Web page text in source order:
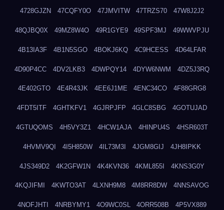
4728GJZN 47CQFY0O 47JMVITW 47TRZS70 47W8J2J2
48QJBQ0X 49MZ8W4O 49R1GYE9 49SPF3MJ 49WWVPJU
4B13IA3F 4B1N5SGO 4BOKJ6KQ 4C9HCESS 4D64LFAR
4D90P4CC 4DV2LKB3 4DWPQY14 4DYW6NWM 4DZ5J3RQ
4E402GTO 4E4R43JK 4EE6J1ME 4ENC34CO 4F88GRG8
4FDT5ITF 4GHTKFV1 4GJRPJFP 4GLC8SBG 4GOTUJAD
4GTUQOMS 4H5VY3Z1 4HCW1AJA 4HINPU4S 4HSR603T
4HVMV9QI 4I5H850W 4IL73M3I 4JGM8GIJ 4JH8IPKK
4JS349D2 4K2GFW1N 4K4KVN36 4KML855I 4KNS3G0Y
4KQJIFMI 4KWTO3AT 4LXNH9M8 4M8RR8DW 4NNSAVOG
4NOFJHTI 4NRBYMY1 4O9WC0SL 4ORR508B 4P5VX889